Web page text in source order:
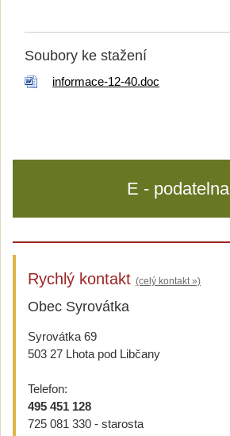
Soubory ke stažení
informace-12-40.doc
E - podatelna
Rychlý kontakt (celý kontakt »)
Obec Syrovátka
Syrovátka 69
503 27 Lhota pod Libčany
Telefon:
495 451 128
725 081 330 - starosta